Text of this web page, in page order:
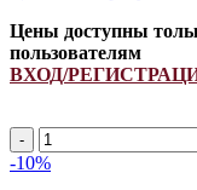
Цены доступны
пользователям
ВХОД/
A
1370Li/
-10%